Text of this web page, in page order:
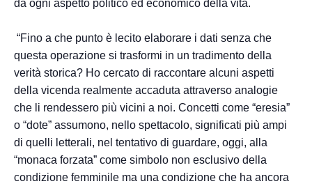
da ogni aspetto politico ed economico della vita.
“Fino a che punto è lecito elaborare i dati senza che
questa operazione si trasformi in un tradimento della
verità storica? Ho cercato di raccontare alcuni aspetti
della vicenda realmente accaduta attraverso analogie
che li rendessero più vicini a noi. Concetti come “eresia”
o “dote” assumono, nello spettacolo, significati più ampi
di quelli letterali, nel tentativo di guardare, oggi, alla
“monaca forzata” come simbolo non esclusivo della
condizione femminile ma una condizione che ha ancora